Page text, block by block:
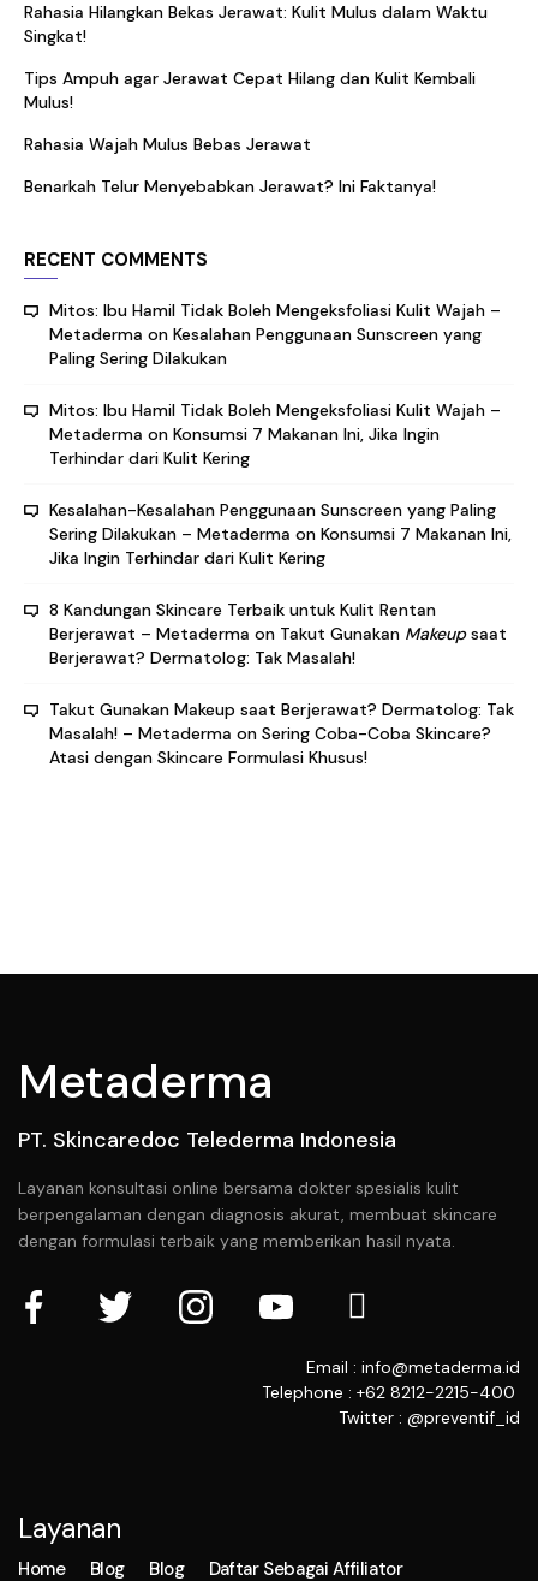
Rahasia Hilangkan Bekas Jerawat: Kulit Mulus dalam Waktu
Singkat!
Tips Ampuh agar Jerawat Cepat Hilang dan Kulit Kembali
Mulus!
Rahasia Wajah Mulus Bebas Jerawat
Benarkah Telur Menyebabkan Jerawat? Ini Faktanya!
RECENT COMMENTS
Mitos: Ibu Hamil Tidak Boleh Mengeksfoliasi Kulit Wajah –
Metaderma on Kesalahan Penggunaan Sunscreen yang
Paling Sering Dilakukan
Mitos: Ibu Hamil Tidak Boleh Mengeksfoliasi Kulit Wajah –
Metaderma on Konsumsi 7 Makanan Ini, Jika Ingin
Terhindar dari Kulit Kering
Kesalahan-Kesalahan Penggunaan Sunscreen yang Paling
Sering Dilakukan – Metaderma on Konsumsi 7 Makanan Ini,
Jika Ingin Terhindar dari Kulit Kering
8 Kandungan Skincare Terbaik untuk Kulit Rentan
Berjerawat – Metaderma on Takut Gunakan Makeupsaat
Berjerawat? Dermatolog: Tak Masalah!
Takut Gunakan Makeup saat Berjerawat? Dermatolog: Tak
Masalah! – Metaderma on Sering Coba-Coba Skincare?
Atasi dengan Skincare Formulasi Khusus!
Metaderma
PT. Skincaredoc Telederma Indonesia
Layanan konsultasi online bersama dokter spesialis kulit
berpengalaman dengan diagnosis akurat, membuat skincare
dengan formulasi terbaik yang memberikan hasil nyata.
Email : info@metaderma.id
Telephone : +62 8212-2215-400
Twitter : @preventif_id
Layanan
Home Blog Blog Daftar Sebagai Affiliator